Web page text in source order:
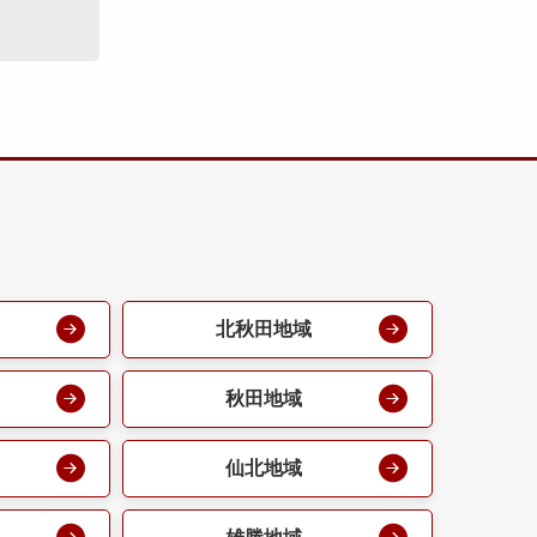
北秋田地域
秋田地域
仙北地域